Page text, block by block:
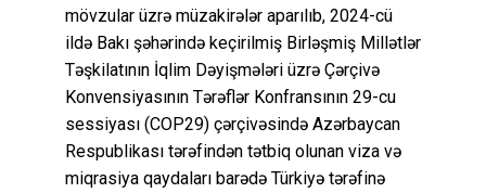
mövzular üzrə müzakirələr aparılıb, 2024-cü
ildə Bakı şəhərində keçirilmiş Birləşmiş Millətlər
Təşkilatının İqlim Dəyişmələri üzrə Çərçivə
Konvensiyasının Tərəflər Konfransının 29-cu
sessiyası (COP29) çərçivəsində Azərbaycan
Respublikası tərəfindən tətbiq olunan viza və
miqrasiya qaydaları barədə Türkiyə tərəfinə